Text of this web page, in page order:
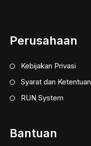
Perusahaan
Kebijakan Privasi
Syarat dan Ketentuan
RUN System
Bantuan